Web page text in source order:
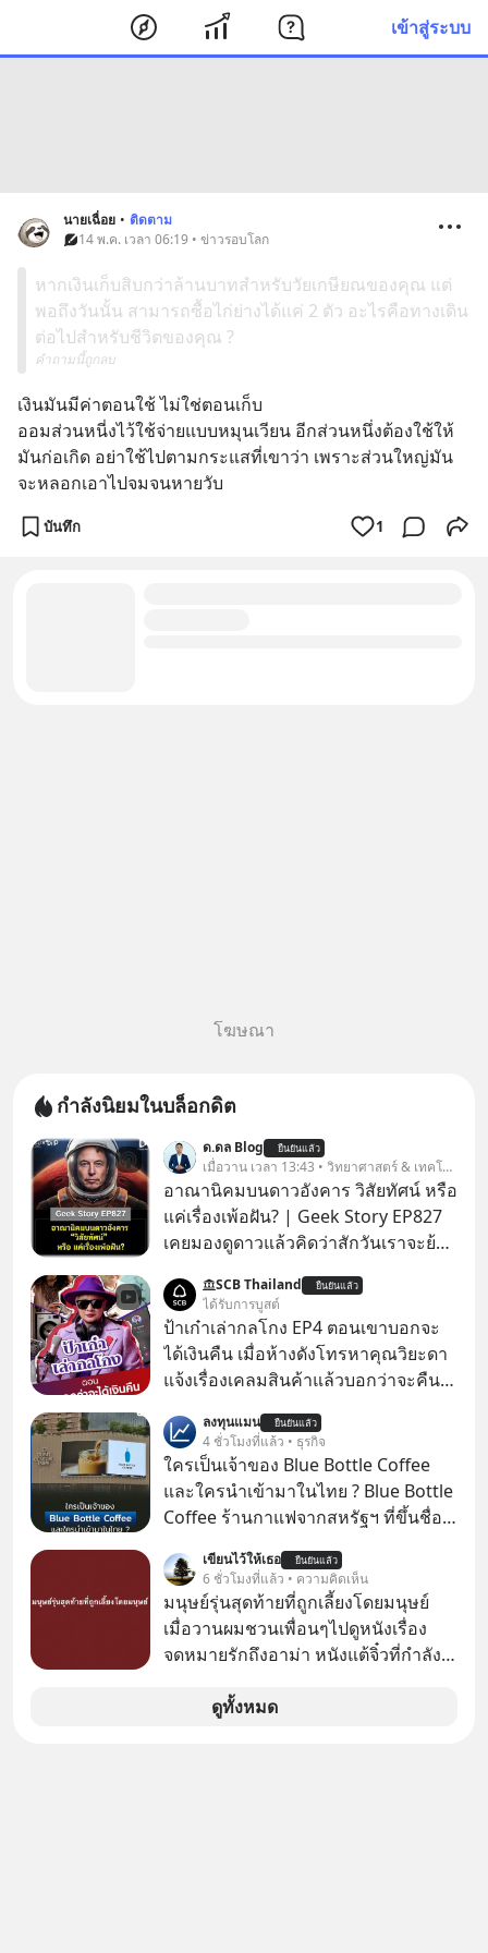
เข้าสู่ระบบ
นายเฉื่อย • ติดตาม
14 พ.ค. เวลา 06:19 • ข่าวรอบโลก
หากเงินเก็บสิบกว่าล้านบาทสำหรับวัยเกษียณของคุณ แต่
พอถึงวันนั้น สามารถซื้อไก่ย่างได้แค่ 2 ตัว อะไรคือทางเดิน
ต่อไปสำหรับชีวิตของคุณ ?
คำถามนี้ถูกลบ
เงินมันมีค่าตอนใช้ ไม่ใช่ตอนเก็บ
ออมส่วนหนี่งไว้ใช้จ่ายแบบหมุนเวียน อีกส่วนหนึ่งต้องใช้ให้
มันก่อเกิด อย่าใช้ไปตามกระแสที่เขาว่า เพราะส่วนใหญ่มัน
จะหลอกเอาไปจมจนหายวับ
บันทึก 1
โฆษณา
กำลังนิยมในบล็อกดิต
ด.ดล Blog ยืนยันแล้ว
เมื่อวาน เวลา 13:43 • วิทยาศาสตร์ & เทคโนโลยี
อาณานิคมบนดาวอังคาร วิสัยทัศน์ หรือ
แค่เรื่องเพ้อฝัน? | Geek Story EP827
เคยมองดูดาวแล้วคิดว่าสักวันเราจะย้าย
หรือ Jeff Bezos บอกไว้หรือเปล่า ภาพ
ฝันที่มหาเศรษฐีซิลิคอนแวลลีย์วาดไว้ว่า
มนุษย์นับล้านจะไปสร้างอาณานิคม
ใหม่ ล้อมรอบด้วยเทคโนโลยีสุดล้ำ อาจ
ไว้ใต้พรมคือ ดาวอังคารเป็นเพียงนรกที่
เต็มไปด้วยรังสีมรณะและฝุ่นพิษ แล้ว
ทำไมบรรดาผู้นำเทคโนโลยีถึงยัง
พยายามหลอกขายฝันลมๆ แล้งๆ นี้ให้
กับคนทั้งโลก พวกเขากำลังซ่อนความ
ลับอะไรไว้เบื้องหลังโปรเจกต์อวกาศที่
ผลาญทรัพยากรมหาศาล วันนี้เราจะมา
กะเทาะเปลือกความลวงโลกนี้กัน ใครที่
คิดว่าอนาคตของมนุษยชาติอยู่บนดาว
ดวงอื่น เลือกฟังกันได้เลยนะครับ อย่า
Geek Forever’s Podcast ของผมกัน
SCB Thailand ยืนยันแล้ว
ได้รับการบูสต์
ป้าเก๋าเล่ากลโกง EP4 ตอนเขาบอกจะ
ได้เงินคืน เมื่อห้างดังโทรหาคุณวิยะดา
แจ้งเรื่องเคลมสินค้าแล้วบอกว่าจะคืน
เรื่องจ้อจี้ หาคำตอบได้ที่ “ป้าเก๋าเล่ากล
โกง” EP4 ตอน “เขาบอกว่าจะได้เงิน
คืน” #ป้าเก๋าเล่ากลโกง #แก้เกมกลโกง
#อยู่อย่างยั่งยืน #Cybersecurity #เตือน
ลงทุนแมน ยืนยันแล้ว
4 ชั่วโมงที่แล้ว • ธุรกิจ
ใครเป็นเจ้าของ Blue Bottle Coffee
และใครนำเข้ามาในไทย ? Blue Bottle
Coffee ร้านกาแฟจากสหรัฐฯ ที่ขึ้นชื่อ
แรกในประเทศไทย ที่ Central Park
เขียนไว้ให้เธอ ยืนยันแล้ว
6 ชั่วโมงที่แล้ว • ความคิดเห็น
มนุษย์รุ่นสุดท้ายที่ถูกเลี้ยงโดยมนุษย์
เมื่อวานผมชวนเพื่อนๆไปดูหนังเรื่อง
จดหมายรักถึงอาม่า หนังแต้จิ๋วที่กำลัง
ป๊าผมเห็นโปสเตอร์หนังเรื่องนี้หลาย
ดูทั้งหมด